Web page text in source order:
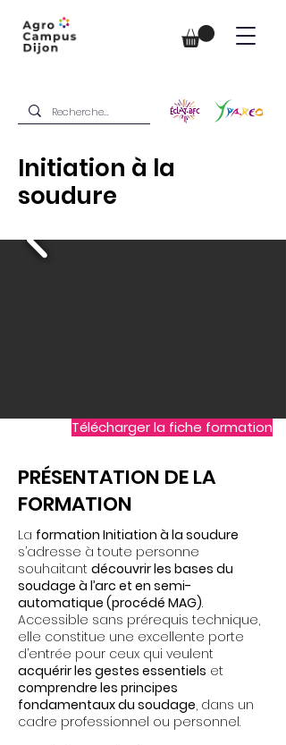
Initiation à la
soudure
Télécharger la fiche formation
PRÉSENTATION DE LA
FORMATION
La formation Initiation à la soudure
s’adresse à toute personne
souhaitant découvrir les bases du
soudage à l’arc et en semi-
automatique (procédé MAG).
Accessible sans prérequis technique,
elle constitue une excellente porte
d’entrée pour ceux qui veulent
acquérir les gestes essentiels et
comprendre les principes
fondamentaux du soudage, dans un
cadre professionnel ou personnel.